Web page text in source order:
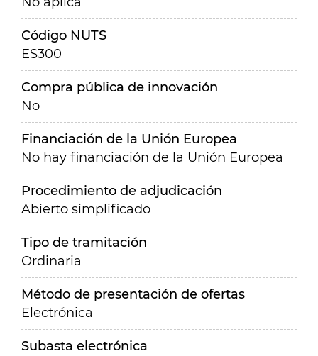
Código NUTS
ES300
Compra pública de innovación
No
Financiación de la Unión Europea
No hay financiación de la Unión Europea
Procedimiento de adjudicación
Abierto simplificado
Tipo de tramitación
Ordinaria
Método de presentación de ofertas
Electrónica
Subasta electrónica